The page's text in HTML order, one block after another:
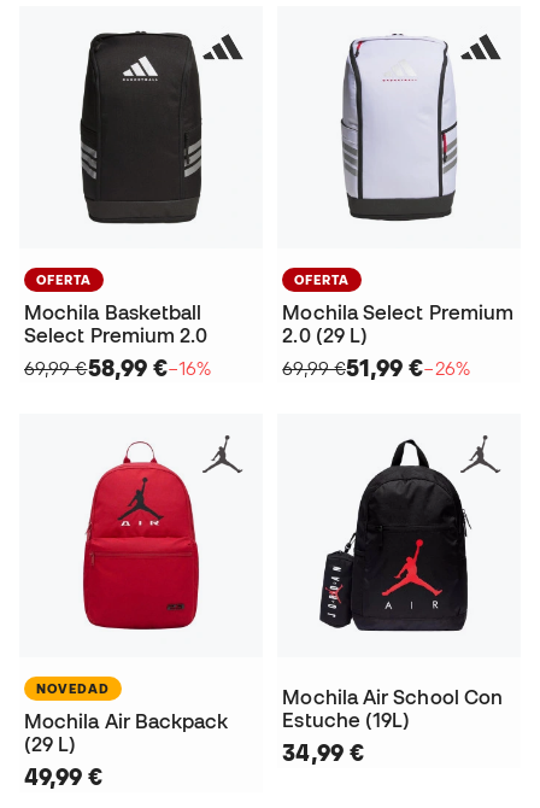
OFERTA
Mochila Basketball
Select Premium 2.0
69,99 €58,99 €−16%
OFERTA
Mochila Select Premium
2.0 (29 L)
69,99 €51,99 €−26%
NOVEDAD
Mochila Air Backpack
(29 L)
49,99 €
Mochila Air School Con
Estuche (19L)
34,99 €